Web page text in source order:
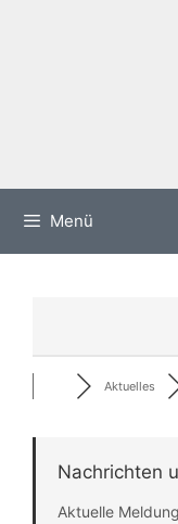
Menü
Aktuelles
Nachrichten
Aktuelle